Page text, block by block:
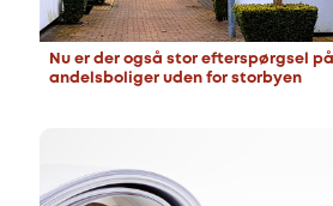
Nu er der også stor efterspørgsel på
andelsboliger uden for storbyen